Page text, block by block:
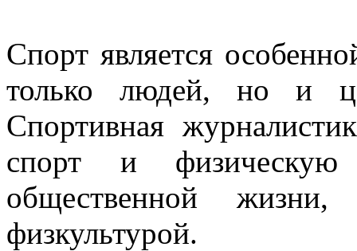
Спорт является
только людей, но и
Спортивная
спорт и
общественной
физкультурой.